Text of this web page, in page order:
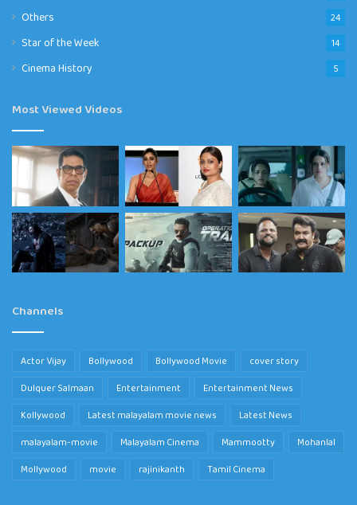
Others 24
Star of the Week 14
Cinema History 5
Most Viewed Videos
Channels
Actor Vijay Bollywood Bollywood Movie
cover story
Dulquer Salmaan
Entertainment
Entertainment News
Kollywood
Latest malayalam movie news
Latest News
malayalam-movie
Malayalam Cinema Mammootty
Mohanlal
Mollywood
movie rajinikanth Tamil Cinema